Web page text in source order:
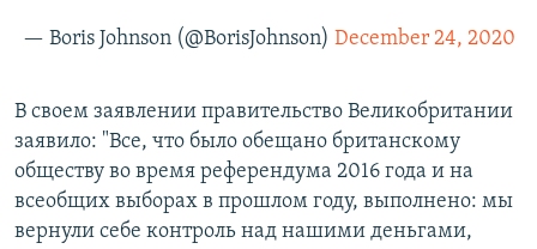
— Boris Johnson (@BorisJohnson) December 24, 2020
В своем заявлении правительство Великобритании
заявило: "Все, что было обещано британскому
обществу во время референдума 2016 года и на
всеобщих выборах в прошлом году, выполнено: мы
вернули себе контроль над нашими деньгами,